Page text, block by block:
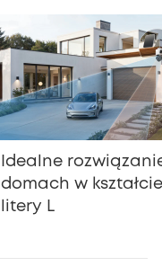
Idealne
domach w kształcie
litery L